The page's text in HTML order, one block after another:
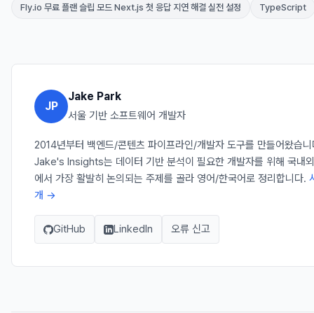
Fly.io 무료 플랜 슬립 모드 Next.js 첫 응답 지연 해결 실전 설정 TypeScript
JP
Jake Park
서울 기반 소프트웨어 개발자
2014년부터 백엔드/콘텐츠 파이프라인/개발자 도구를 만들어왔습
Jake's Insights는 데이터 기반 분석이 필요한 개발자를 위해 국내
에서 가장 활발히 논의되는 주제를 골라 영어/한국어로 정리합니다.
개 →
GitHub LinkedIn 오류 신고